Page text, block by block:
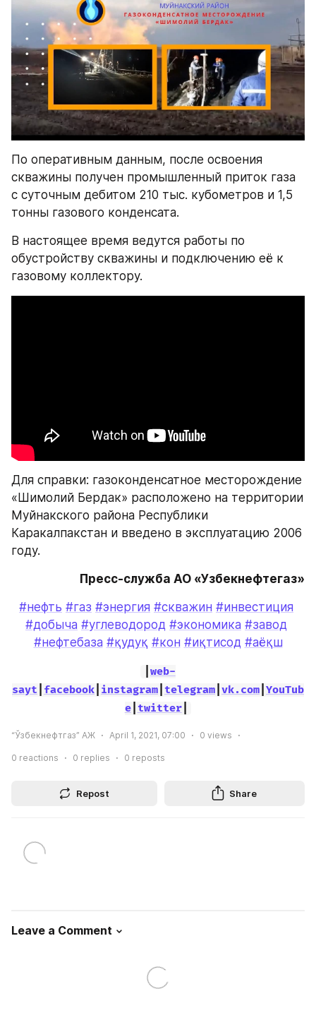
По оперативным данным, после освоения
скважины получен промышленный приток газа
с суточным дебитом 210 тыс. кубометров и 1,5
тонны газового конденсата.
В настоящее время ведутся работы по
обустройству скважины и подключению её к
газовому коллектору.
Для справки: газоконденсатное месторождение
«Шимолий Бердак» расположено на территории
Муйнакского района Республики
Каракалпакстан и введено в эксплуатацию 2006
году.
Пресс-служба АО «Узбекнефтегаз»
#нефть #газ #энергия #скважин #инвестиция
#добыча #углеводород #экономика #завод
#нефтебаза #қудуқ #кон #иқтисод #аёқш
web-
sayt facebook instagram telegram vk.com YouTub
e| twitter|
“Ўзбекнефтгаз” АЖ April 1, 2021, 07:00 0 views
0 reactions 0 replies 0 reposts
Repost Share
Leave a Comment